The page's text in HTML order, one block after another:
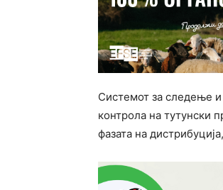
Системот за следење
контрола на тутунски
фазата на